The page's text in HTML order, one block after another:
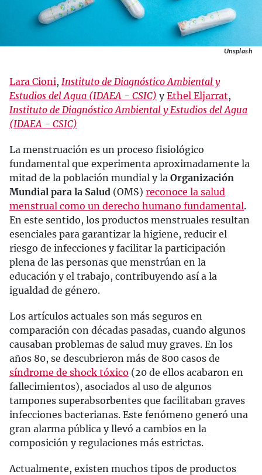
Unsplash
Lara Cioni, Instituto de Diagnóstico Ambiental y
Estudios del Agua (IDAEA - CSIC) yEthel Eljarrat,
Instituto de Diagnóstico Ambiental y Estudios del Agua
(IDAEA - CSIC)
La menstruación es un proceso fisiológico
fundamental que experimenta aproximadamente la
mitad de la población mundial y la Organización
Mundial para la Salud (OMS) reconoce la salud
menstrual como un derecho humano fundamental.
En este sentido, los productos menstruales resultan
esenciales para garantizar la higiene, reducir el
riesgo de infecciones y facilitar la participación
plena de las personas que menstrúan en la
educación y el trabajo, contribuyendo así a la
igualdad de género.
Los artículos actuales son más seguros en
comparación con décadas pasadas, cuando algunos
causaban problemas de salud muy graves. En los
años 80, se descubrieron más de 800 casos de
síndrome de shock tóxico (20 de ellos acabaron en
fallecimientos), asociados al uso de algunos
tampones superabsorbentes que facilitaban graves
infecciones bacterianas. Este fenómeno generó una
gran alarma pública y llevó a cambios en la
composición y regulaciones más estrictas.
Actualmente, existen muchos tipos de productos